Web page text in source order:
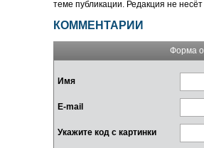
теме публикации. Редакция не
КОММЕНТАРИИ
Форма
Имя
E-mail
Укажите код с картинки